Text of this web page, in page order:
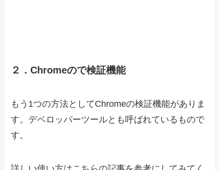
２．Chromeので検証機能
もう1つの方法としてChromeの検証機能がありま
す。デベロッパーツールとも呼ばれているもので
す。